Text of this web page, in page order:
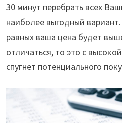
30 минут перебрать всех
наиболее выгодный
равных ваша цена будет
отличаться, то это с
спугнет потенциального